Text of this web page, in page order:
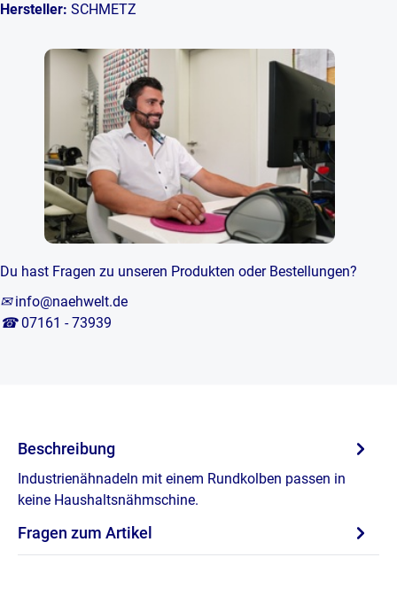
Hersteller: SCHMETZ
Du hast Fragen zu unseren Produkten oder Bestellungen?
✉ info@naehwelt.de
☎ 07161 - 73939
Beschreibung
Industrienähnadeln mit einem Rundkolben passen in
keine Haushaltsnähmschine.
Fragen zum Artikel